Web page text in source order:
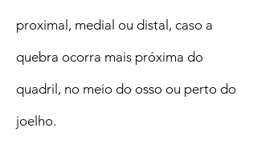
proximal, medial ou distal, caso a
quebra ocorra mais próxima do
quadril, no meio do osso ou perto do
joelho.